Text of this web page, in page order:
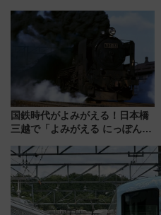
りたいけど……【WILLER お盆
帰省動向調査】
国鉄時代がよみがえる！日本橋
三越で「よみがえる にっぽんの
敬の名作写真も、駅弁フェスも
同時開催！